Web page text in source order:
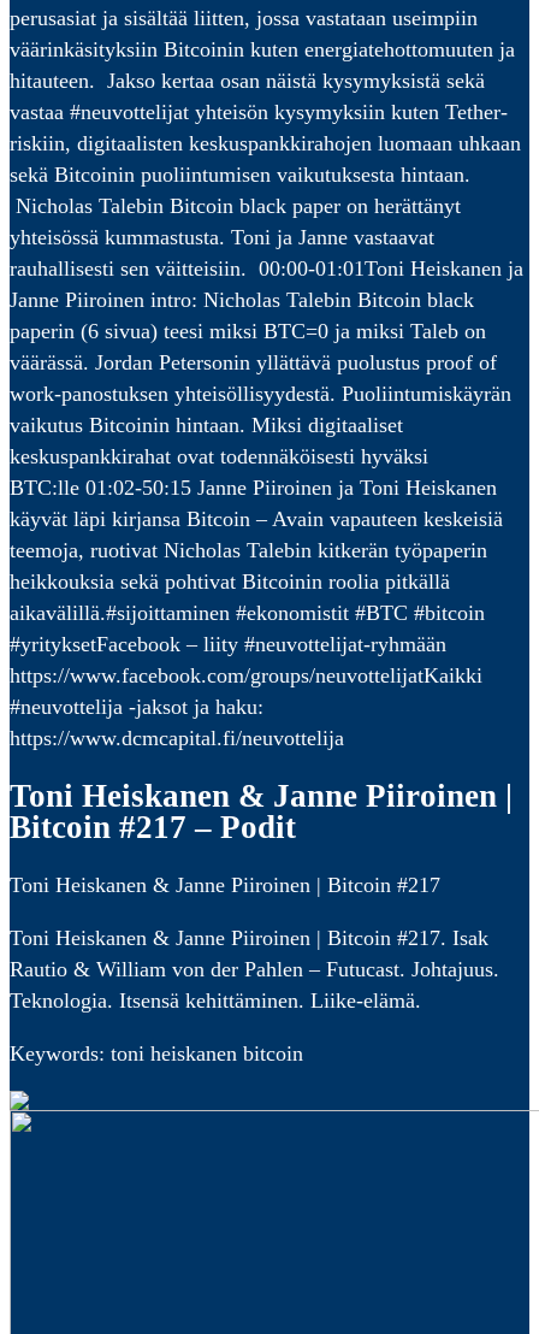
perusasiat ja sisältää liitten, jossa vastataan useimpiin
väärinkäsityksiin Bitcoinin kuten energiatehottomuuten ja
hitauteen. Jakso kertaa osan näistä kysymyksistä sekä
vastaa #neuvottelijat yhteisön kysymyksiin kuten Tether-
riskiin, digitaalisten keskuspankkirahojen luomaan uhkaan
sekä Bitcoinin puoliintumisen vaikutuksesta hintaan.
Nicholas Talebin Bitcoin black paper on herättänyt
yhteisössä kummastusta. Toni ja Janne vastaavat
rauhallisesti sen väitteisiin. 00:00-01:01Toni Heiskanen ja
Janne Piiroinen intro: Nicholas Talebin Bitcoin black
paperin (6 sivua) teesi miksi BTC=0 ja miksi Taleb on
väärässä. Jordan Petersonin yllättävä puolustus proof of
work-panostuksen yhteisöllisyydestä. Puoliintumiskäyrän
vaikutus Bitcoinin hintaan. Miksi digitaaliset
keskuspankkirahat ovat todennäköisesti hyväksi
BTC:lle 01:02-50:15 Janne Piiroinen ja Toni Heiskanen
käyvät läpi kirjansa Bitcoin – Avain vapauteen keskeisiä
teemoja, ruotivat Nicholas Talebin kitkerän työpaperin
heikkouksia sekä pohtivat Bitcoinin roolia pitkällä
aikavälillä.#sijoittaminen #ekonomistit #BTC #bitcoin
#yrityksetFacebook – liity #neuvottelijat-ryhmään
https://www.facebook.com/groups/neuvottelijatKaikki
#neuvottelija -jaksot ja haku:
https://www.dcmcapital.fi/neuvottelija
Toni Heiskanen & Janne Piiroinen |
Bitcoin #217 – Podit
Toni Heiskanen & Janne Piiroinen | Bitcoin #217
Toni Heiskanen & Janne Piiroinen | Bitcoin #217. Isak
Rautio & William von der Pahlen – Futucast. Johtajuus.
Teknologia. Itsensä kehittäminen. Liike-elämä.
Keywords: toni heiskanen bitcoin